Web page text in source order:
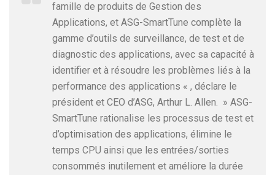
famille de produits de Gestion des
Applications, et ASG-SmartTune complète la
gamme d’outils de surveillance, de test et de
diagnostic des applications, avec sa capacité à
identifier et à résoudre les problèmes liés à la
performance des applications « , déclare le
président et CEO d’ASG, Arthur L. Allen. » ASG-
SmartTune rationalise les processus de test et
d’optimisation des applications, élimine le
temps CPU ainsi que les entrées/sorties
consommés inutilement et améliore la durée